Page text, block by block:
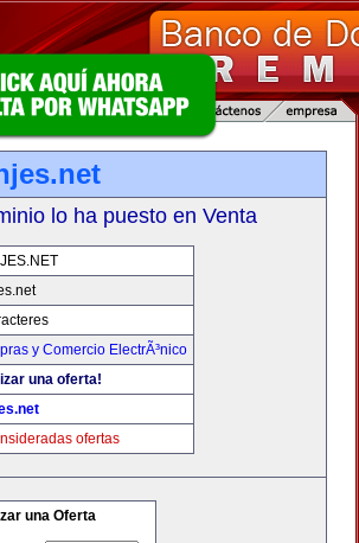
lo ha puesto en Venta
y Comercio ElectrÃ³nico
una oferta!
ofertas
una Oferta